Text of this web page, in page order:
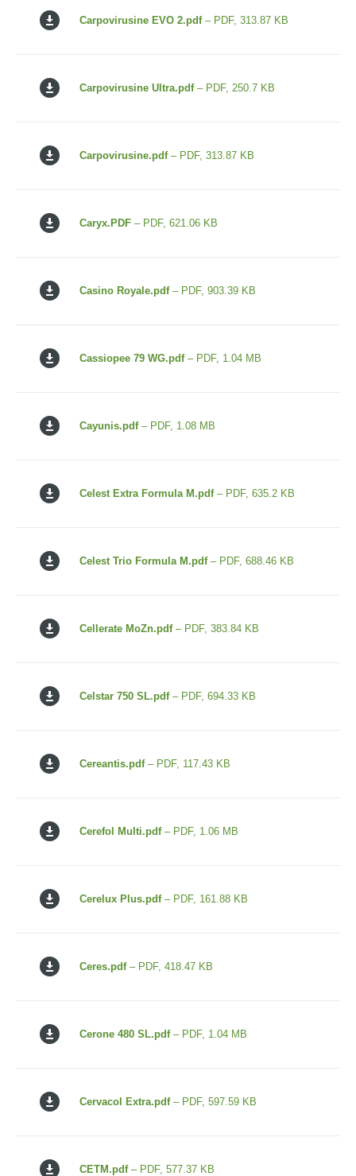
Carpovirusine EVO 2.pdf– PDF, 313.87 KB
Carpovirusine Ultra.pdf– PDF, 250.7 KB
Carpovirusine.pdf– PDF, 313.87 KB
Caryx.PDF – PDF, 621.06 KB
Casino Royale.pdf– PDF, 903.39 KB
Cassiopee 79 WG.pdf– PDF, 1.04 MB
Cayunis.pdf– PDF, 1.08 MB
Celest Extra Formula M.pdf– PDF, 635.2 KB
Celest Trio Formula M.pdf– PDF, 688.46 KB
Cellerate MoZn.pdf– PDF, 383.84 KB
Celstar 750 SL.pdf– PDF, 694.33 KB
Cereantis.pdf– PDF, 117.43 KB
Cerefol Multi.pdf– PDF, 1.06 MB
Cerelux Plus.pdf– PDF, 161.88 KB
Ceres.pdf– PDF, 418.47 KB
Cerone 480 SL.pdf– PDF, 1.04 MB
Cervacol Extra.pdf– PDF, 597.59 KB
CETM.pdf– PDF, 577.37 KB